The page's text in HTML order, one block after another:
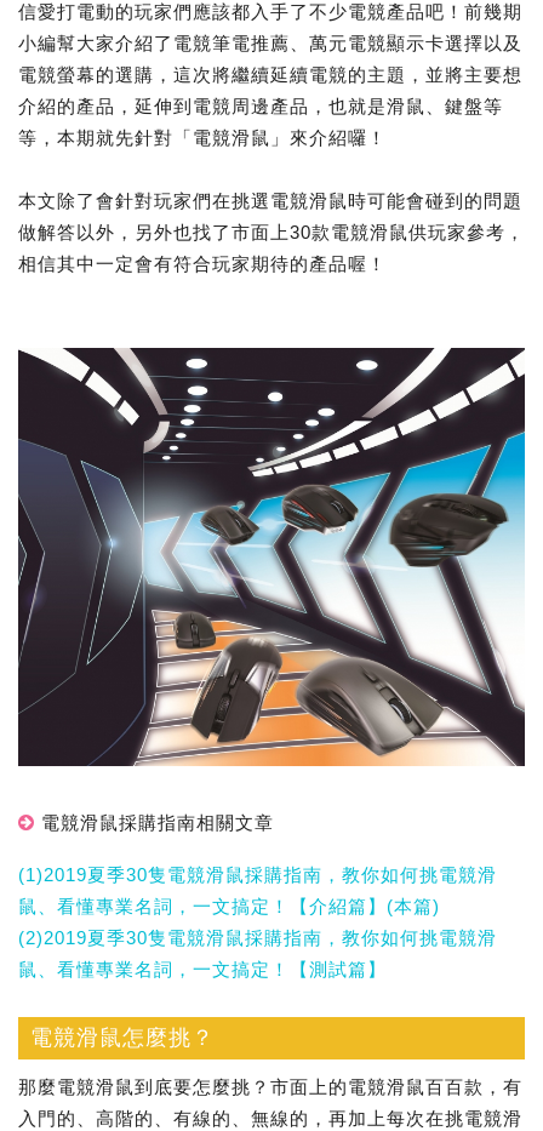
信愛打電動的玩家們應該都入手了不少電競產品吧！前幾期
小編幫大家介紹了電競筆電推薦、萬元電競顯示卡選擇以及
電競螢幕的選購，這次將繼續延續電競的主題，並將主要想
介紹的產品，延伸到電競周邊產品，也就是滑鼠、鍵盤等
等，本期就先針對「電競滑鼠」來介紹囉！
本文除了會針對玩家們在挑選電競滑鼠時可能會碰到的問題
做解答以外，另外也找了市面上30款電競滑鼠供玩家參考，
相信其中一定會有符合玩家期待的產品喔！
電競滑鼠採購指南相關文章
(1)2019夏季30隻電競滑鼠採購指南，教你如何挑電競滑
鼠、看懂專業名詞，一文搞定！【介紹篇】(本篇)
(2)2019夏季30隻電競滑鼠採購指南，教你如何挑電競滑
鼠、看懂專業名詞，一文搞定！【測試篇】
電競滑鼠怎麼挑？
那麼電競滑鼠到底要怎麼挑？市面上的電競滑鼠百百款，有
入門的、高階的、有線的、無線的，再加上每次在挑電競滑